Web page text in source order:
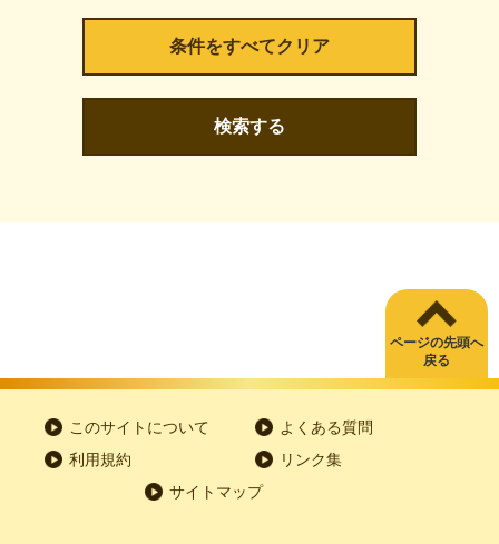
検索する
ページの先頭へ
戻る
このサイトについて
よくある質問
利用規約
リンク集
サイトマップ